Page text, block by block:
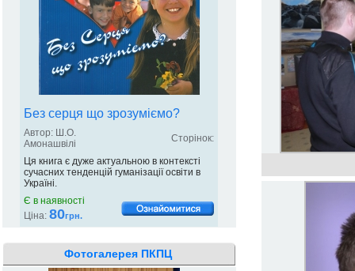
Без серця що зрозуміємо?
Автор: Ш.О.
Амонашвілі
Сторінок:
Ця книга є дуже актуальною в контексті
сучасних тенденцій гуманізації освіти в
Україні.
Є в наявності
Ціна: 80грн.
Фотогалерея ПКПЦ